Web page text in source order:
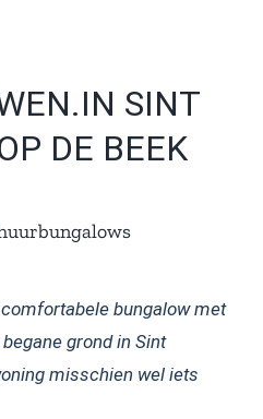
SINT
DE BEEK
bungalow met
grond in Sint
misschien wel iets